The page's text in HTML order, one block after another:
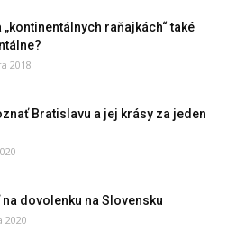
„kontinentálnych raňajkách“ také
2018
Bratislavu a jej krásy za jeden
na dovolenku na Slovensku
2020